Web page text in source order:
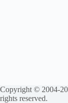
Copyright © 2004-
rights reserved.